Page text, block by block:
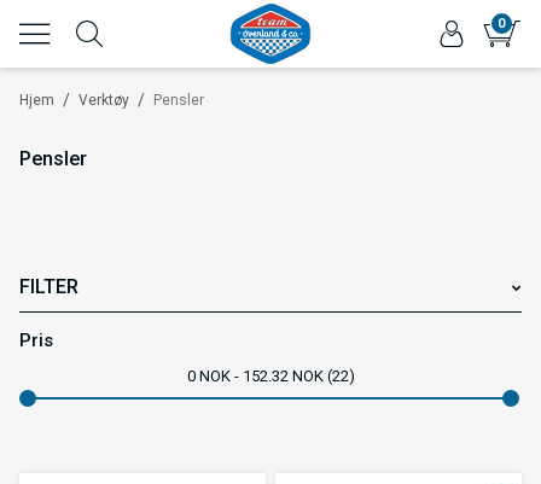
0
/
Hjem /
Verktøy Pensler
Pensler
FILTER
Varemerke
Farge
Pris
0 NOK 152.32 NOK 22